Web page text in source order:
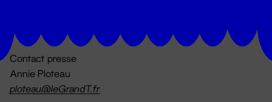
Contact presse
Annie Ploteau
ploteau@leGrandT.fr